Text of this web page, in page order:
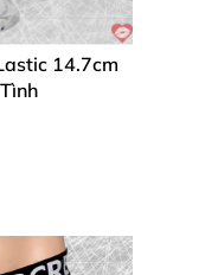
bạn tận
14.7cm